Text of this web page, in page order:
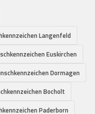
Langenfeld
Euskirchen
Dormagen
Bocholt
Paderborn